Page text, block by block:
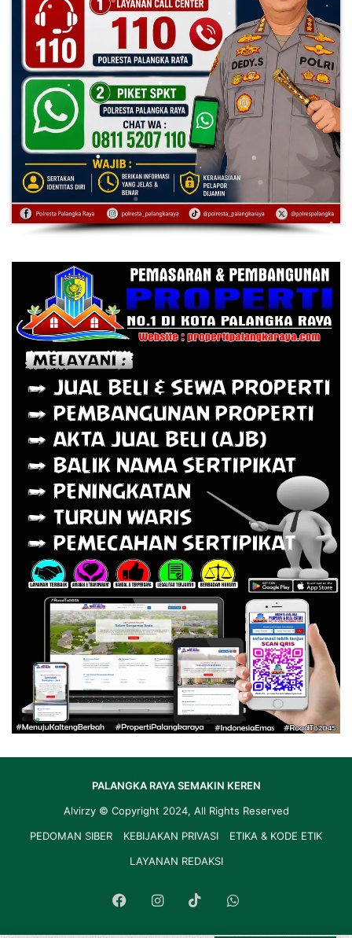
PALANGKA RAYA SEMAKIN KEREN
Alvirzy © Copyright 2024, All Rights Reserved
PEDOMAN SIBER
KEBIJAKAN PRIVASI
ETIKA & KODE ETIK
LAYANAN REDAKSI
FacebookInstagram
TikTokWhatsApp